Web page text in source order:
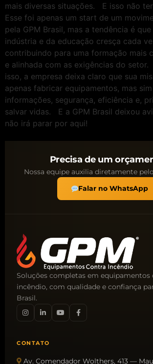
mais diversas situações. E isso não
Esse foi apenas um start de um
pela GPM Brasil, mas a tendência é
indústria e da educação cresça cada
contribuindo para uma formação mais
e alinhada com as exigências do
isso, a empresa deixa claro que sua
apenas fabricar equipamentos, mas
informações, segurança, eficiência e,
salvar vidas. E a GPM Brasil deixou
não irá parar por aqui!
Precisa de um
Nossa equipe auxilia diretamente
Falar no WhatsApp
Soluções completas em equipamentos
incêndio, com qualidade e confiança
Brasil.
CONTATO
Av. Comendador Wolthers, 413 —